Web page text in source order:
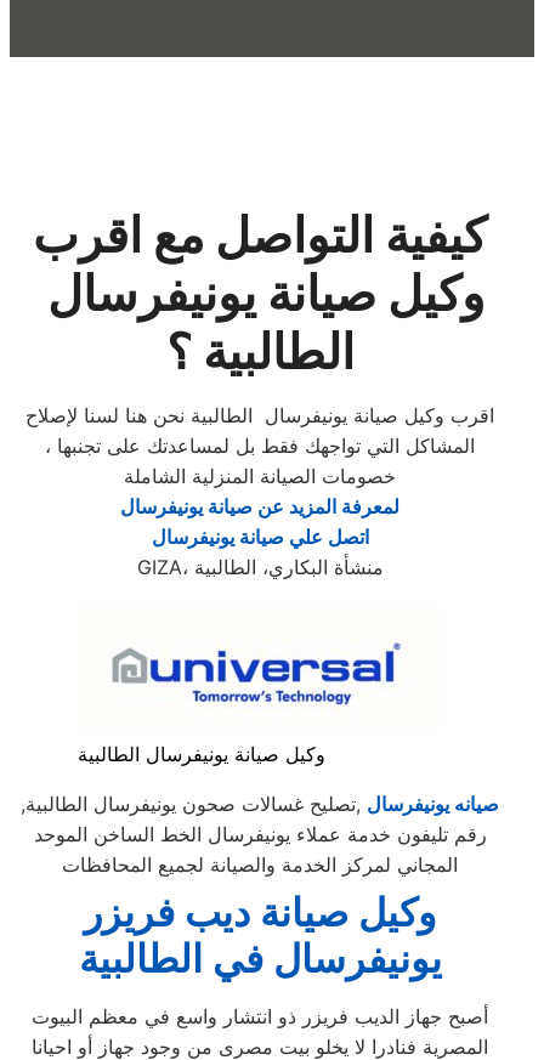
كيفية التواصل مع اقرب
وكيل صيانة يونيفرسال
الطالبية ؟
اقرب وكيل صيانة يونيفرسال الطالبية نحن هنا لسنا لإصلاح
المشاكل التي تواجهك فقط بل لمساعدتك على تجنبها ،
خصومات الصيانة المنزلية الشاملة
لمعرفة المزيد عن صيانة يونيفرسال
اتصل علي صيانة يونيفرسال
GIZA، منشأة البكاري، الطالبية
وكيل صيانة يونيفرسال الطالبية
صيانه يونيفرسال ,تصليح غسالات صحون يونيفرسال الطالبية,
رقم تليفون خدمة عملاء يونيفرسال الخط الساخن الموحد
المجاني لمركز الخدمة والصيانة لجميع المحافظات
وكيل صيانة ديب فريزر
يونيفرسال في الطالبية
أصبح جهاز الديب فريزر ذو انتشار واسع في معظم البيوت
المصرية فنادرا لا يخلو بيت مصرى من وجود جهاز أو احيانا